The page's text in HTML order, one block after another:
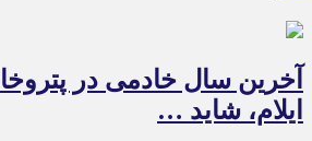
آخرین سال خادمی در
ایلام، شاید …